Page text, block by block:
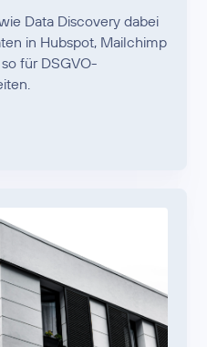
Data Discovery dabei
in Hubspot, Mailchimp
für DSGVO-